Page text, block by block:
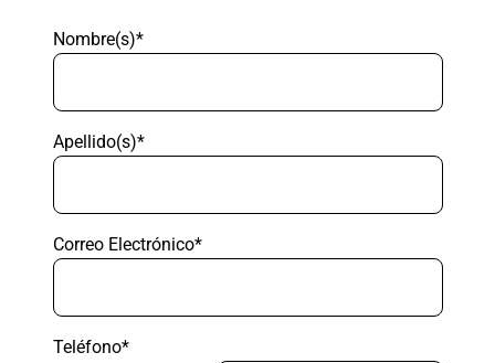
Nombre(s)*
Apellido(s)*
Correo Electrónico*
Teléfono*